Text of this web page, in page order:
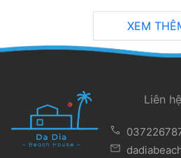
XEM
Liên
call
mail